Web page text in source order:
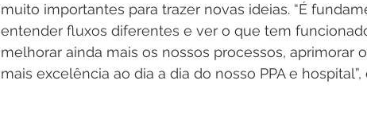
muito importantes para trazer novas ideias. “É
entender fluxos diferentes e ver o que tem
melhorar ainda mais os nossos processos, aprimorar
mais excelência ao dia a dia do nosso PPA e